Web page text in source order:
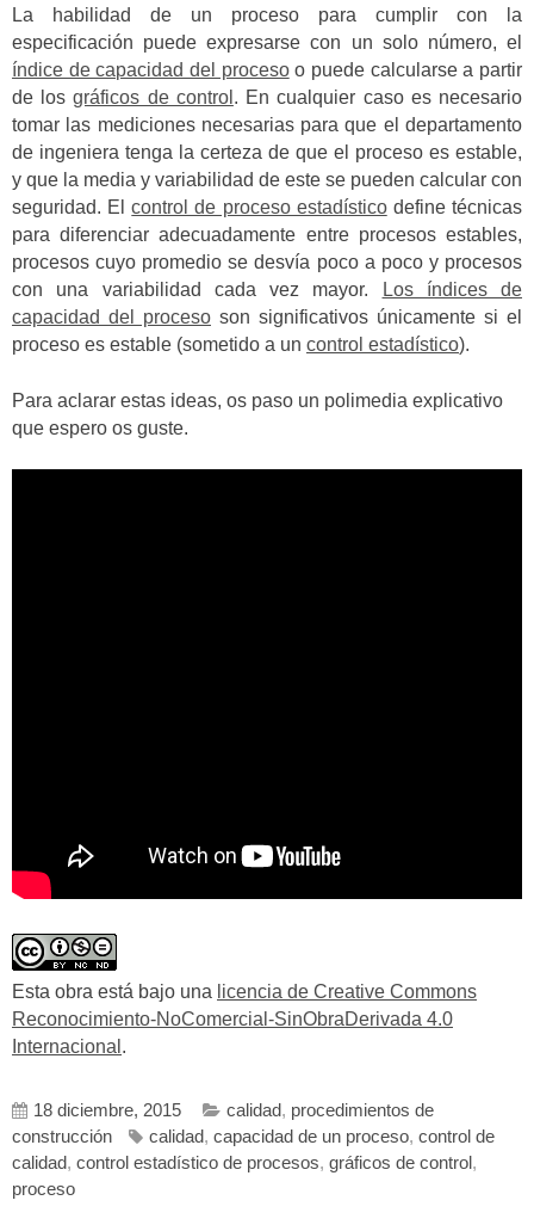
La habilidad de un proceso para cumplir con la
especificación puede expresarse con un solo número, el
índice de capacidad del procesoo puede calcularse a partir
de losgráficos de control . En cualquier caso es necesario
tomar las mediciones necesarias para que el departamento
de ingeniera tenga la certeza de que el proceso es estable,
y que la media y variabilidad de este se pueden calcular con
seguridad. Elcontrol de proceso estadísticodefine técnicas
para diferenciar adecuadamente entre procesos estables,
procesos cuyo promedio se desvía poco a poco y procesos
con una variabilidad cada vez mayor.
Los índices de
capacidad del proceso son significativos únicamente si el
proceso es estable (sometido a un control estadístico).
Para aclarar estas ideas, os paso un polimedia explicativo
que espero os guste.
Esta obra está bajo una licencia de Creative Commons
Reconocimiento-NoComercial-SinObraDerivada 4.0
Internacional .
18 diciembre, 2015 calidad, procedimientos de
construcción
calidad, capacidad de un proceso, control de
calidad, control estadístico de procesos, gráficos de control ,
proceso